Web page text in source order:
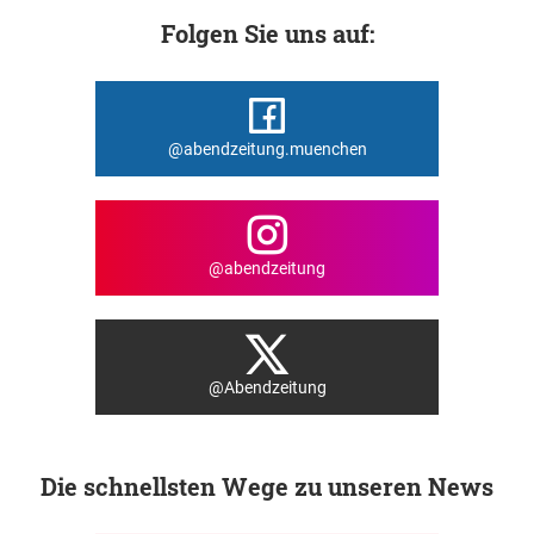
Folgen Sie uns auf:
@abendzeitung.muenchen
@abendzeitung
@Abendzeitung
Die schnellsten Wege zu unseren News